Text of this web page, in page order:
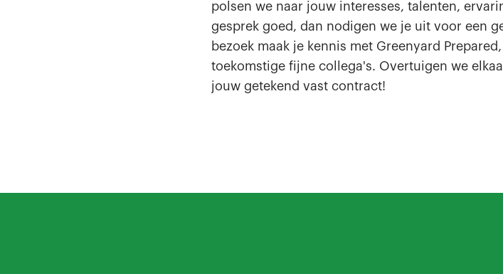
polsen we naar jouw interesses, talenten,
gesprek goed, dan nodigen we je uit voor een
bezoek maak je kennis met Greenyard
toekomstige fijne collega's. Overtuigen we
jouw getekend vast contract!‍